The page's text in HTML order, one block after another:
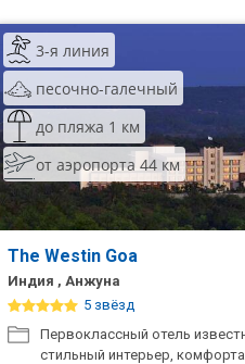
3-я линия
песочно-галечный
до пляжа 1 км
от аэропорта 44 км
The Westin Goa
Индия , Анжуна
5 звёзд
Первоклассный отель
стильный интерьер,